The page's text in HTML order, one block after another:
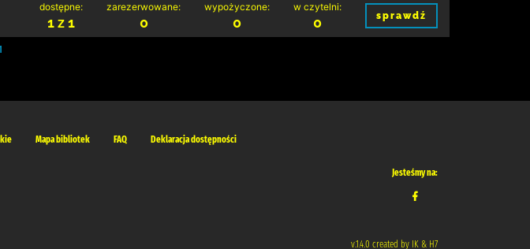
dostępne:
1 z 1
zarezerwowane:
0
wypożyczone:
0
w czytelni:
0 sprawdź
Mapa bibliotek FAQ Deklaracja dostępności
Jesteśmy na:
v.1.4.0 created by IK & H7